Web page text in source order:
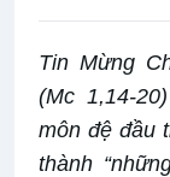
Tin Mừng
(Mc 1,14-
môn đệ đầu
thành